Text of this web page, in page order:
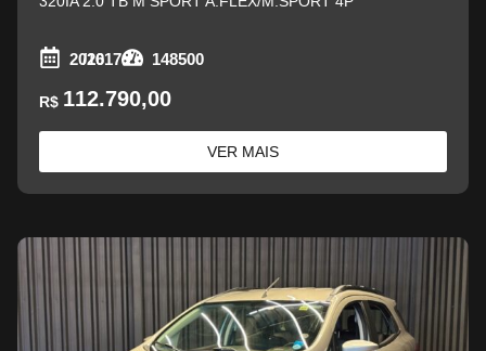
2016
/2017 148500
R$112.790,00
VER MAIS